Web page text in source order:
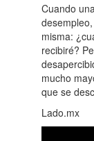
Cuando
misma:
recibiré?
mucho
que se
Lado.mx